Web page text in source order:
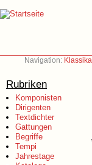
Navigation: Klassika
Rubriken
Komponisten
Dirigenten
Textdichter
Gattungen
Begriffe
Tempi
Jahrestage